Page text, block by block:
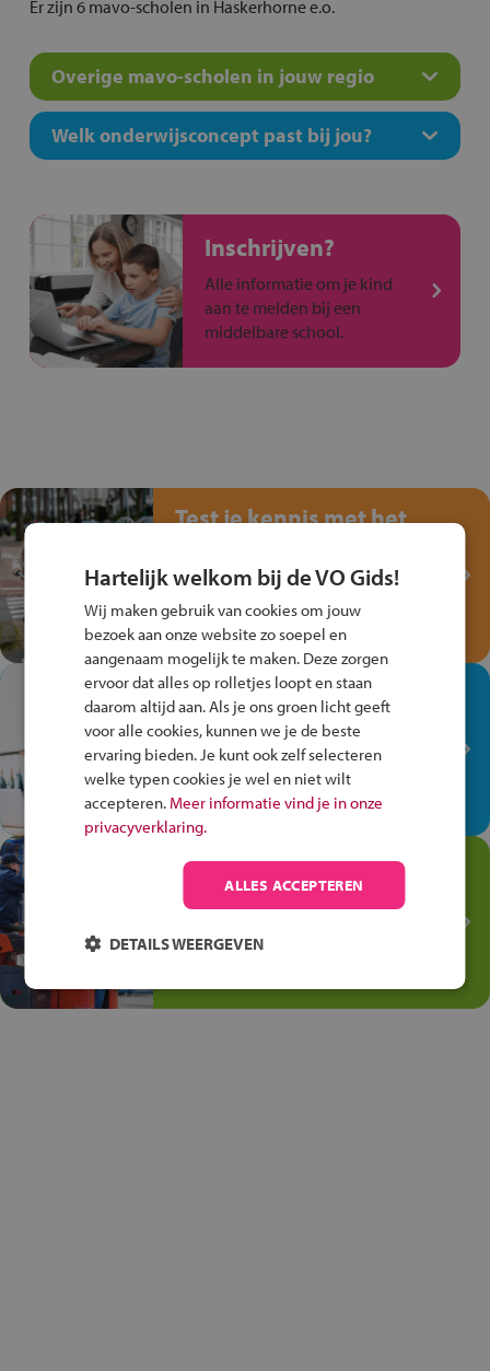
Er zijn 6 mavo-scholen in Haskerhorne e.o.
Overige mavo-scholen in jouw regio
Welk onderwijsconcept past bij jou?
Inschrijven?
Alle informatie om je kind
aan te melden bij een
middelbare school.
Test je kennis met het
Verkeersspel!
Speel het Fiets Veilig Verkeersspel
en win een Cortina-fiets!
In de winkel ben je op je
plek!
Ontdek via het vmbo jouw talent
op de winkelvloer, waar elke dag
anders is!
Jouw talent in de
Transport en Logistiek
logistiek: daar kun je mee
Hartelijk welkom bij de VO Gids!
Wij maken gebruik van cookies om jouw
bezoek aan onze website zo soepel en
aangenaam mogelijk te maken. Deze zorgen
ervoor dat alles op rolletjes loopt en staan
daarom altijd aan. Als je ons groen licht geeft
voor alle cookies, kunnen we je de beste
ervaring bieden. Je kunt ook zelf selecteren
welke typen cookies je wel en niet wilt
accepteren. Meer informatie vind je in onze
privacyverklaring.
ALLES ACCEPTEREN
DETAILS WEERGEVEN